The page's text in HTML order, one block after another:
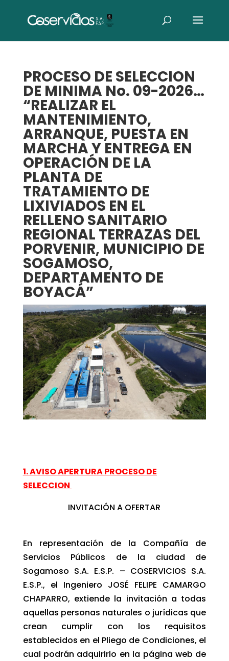
PROCESO DE SELECCION
DE MINIMA No. 09-2026…
“REALIZAR EL
MANTENIMIENTO,
ARRANQUE, PUESTA EN
MARCHA Y ENTREGA EN
OPERACIÓN DE LA
PLANTA DE
TRATAMIENTO DE
LIXIVIADOS EN EL
RELLENO SANITARIO
REGIONAL TERRAZAS DEL
PORVENIR, MUNICIPIO DE
SOGAMOSO,
DEPARTAMENTO DE
BOYACÁ”
1. AVISO APERTURA PROCESO DE
SELECCION
INVITACIÓN A OFERTAR
En representación de la Compañía de
Servicios Públicos de la ciudad de
Sogamoso S.A. E.S.P. – COSERVICIOS S.A.
E.S.P., el Ingeniero JOSÉ FELIPE CAMARGO
CHAPARRO, extiende la invitación a todas
aquellas personas naturales o jurídicas que
crean cumplir con los requisitos
establecidos en el Pliego de Condiciones, el
cual podrán adquirirlo en la página web de